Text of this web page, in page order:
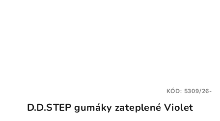
D.D.STEP gumáky zateplené Violet
KÓD: 5309/26-